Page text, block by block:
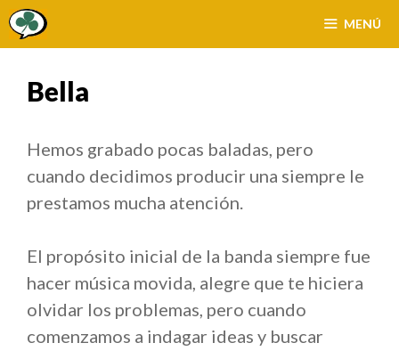
Saltar
MENÚ
Bella
Hemos grabado pocas baladas, pero
cuando decidimos producir una siempre le
prestamos mucha atención.
El propósito inicial de la banda siempre fue
hacer música movida, alegre que te hiciera
olvidar los problemas, pero cuando
comenzamos a indagar ideas y buscar